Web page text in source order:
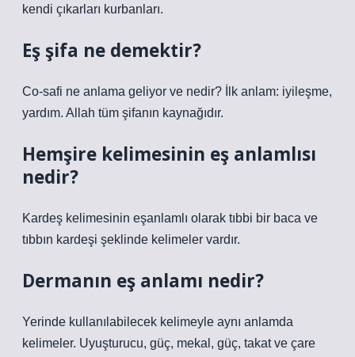
kendi çıkarları kurbanları.
Eş şifa ne demektir?
Co-safi ne anlama geliyor ve nedir? İlk anlam: iyileşme,
yardım. Allah tüm şifanın kaynağıdır.
Hemşire kelimesinin eş anlamlısı
nedir?
Kardeş kelimesinin eşanlamlı olarak tıbbi bir baca ve
tıbbın kardeşi şeklinde kelimeler vardır.
Dermanın eş anlamı nedir?
Yerinde kullanılabilecek kelimeyle aynı anlamda
kelimeler. Uyuşturucu, güç, mekal, güç, takat ve çare